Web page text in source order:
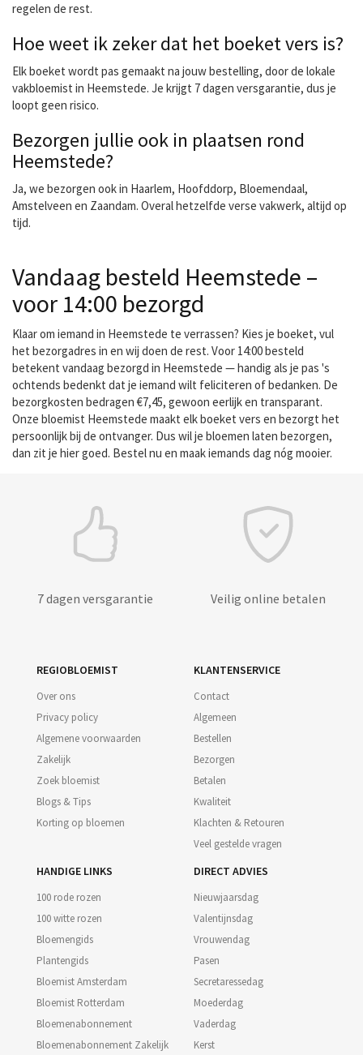
regelen de rest.
Hoe weet ik zeker dat het boeket vers is?
Elk boeket wordt pas gemaakt na jouw bestelling, door de lokale
vakbloemist in Heemstede. Je krijgt 7 dagen versgarantie, dus je
loopt geen risico.
Bezorgen jullie ook in plaatsen rond
Heemstede?
Ja, we bezorgen ook in Haarlem, Hoofddorp, Bloemendaal,
Amstelveen en Zaandam. Overal hetzelfde verse vakwerk, altijd op
tijd.
Vandaag besteld Heemstede –
voor 14:00 bezorgd
Klaar om iemand in Heemstede te verrassen? Kies je boeket, vul
het bezorgadres in en wij doen de rest. Voor 14:00 besteld
betekent vandaag bezorgd in Heemstede — handig als je pas 's
ochtends bedenkt dat je iemand wilt feliciteren of bedanken. De
bezorgkosten bedragen €7,45, gewoon eerlijk en transparant.
Onze bloemist Heemstede maakt elk boeket vers en bezorgt het
persoonlijk bij de ontvanger. Dus wil je bloemen laten bezorgen,
dan zit je hier goed. Bestel nu en maak iemands dag nóg mooier.
7 dagen versgarantie Veilig online betalen
REGIOBLOEMIST
Over ons
Privacy policy
Algemene voorwaarden
Zakelijk
Zoek bloemist
Blogs & Tips
Korting op bloemen
KLANTENSERVICE
Contact
Algemeen
Bestellen
Bezorgen
Betalen
Kwaliteit
Klachten & Retouren
Veel gestelde vragen
HANDIGE LINKS
100 rode rozen
100 witte rozen
Bloemengids
Plantengids
Bloemist Amsterdam
Bloemist Rotterdam
Bloemenabonnement
Bloemenabonnement Zakelijk
DIRECT ADVIES
Nieuwjaarsdag
Valentijnsdag
Vrouwendag
Pasen
Secretaressedag
Moederdag
Vaderdag
Kerst